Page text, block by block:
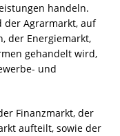
handeln.
der Agrarmarkt, auf
der Energiemarkt,
gehandelt wird,
und
Finanzmarkt, der
aufteilt, sowie der